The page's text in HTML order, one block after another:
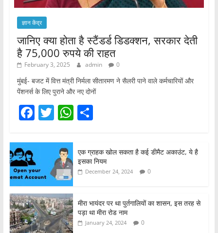
ज्ञान केंद्र
जानिए क्या होता है स्टैंडर्ड डिडक्शन, सरकार देती
है 75,000 रुपये की राहत
February 3, 2025 admin 0
मुंबई- बजट में वित्त मंत्री निर्मला सीतारमण ने सैलरी पाने वाले कर्मचारियों और
पेंशनर्स के लिए पुराने और नए दोनों
F
c
e
b
o
o
k
T
itt
er
W
s
A
p
S
e
एक ग्राहक खोल सकता है कई डीमैट अकाउंट, ये है
इसका नियम
December 24, 2024 0
मीरा भायंदर पर था पुर्तगालियों का शासन, इस तरह से
पड़ा था मीरा रोड नाम
January 24, 2024 0